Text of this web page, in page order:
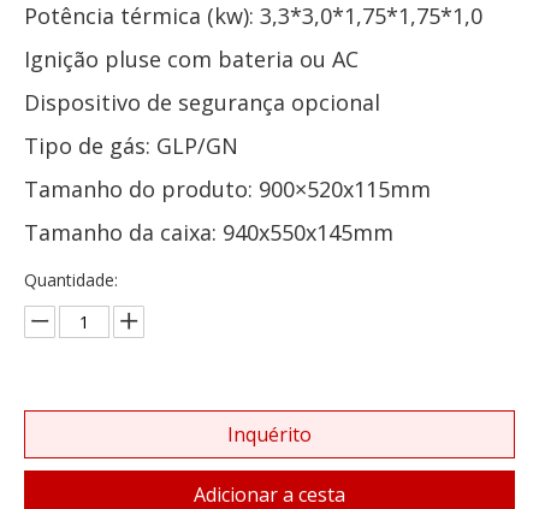
Potência térmica (kw): 3,3*3,0*1,75*1,75*1,0
Ignição pluse com bateria ou AC
Dispositivo de segurança opcional
Tipo de gás: GLP/GN
Tamanho do produto: 900×520x115mm
Tamanho da caixa: 940x550x145mm
Quantidade:
Inquérito
Adicionar a cesta